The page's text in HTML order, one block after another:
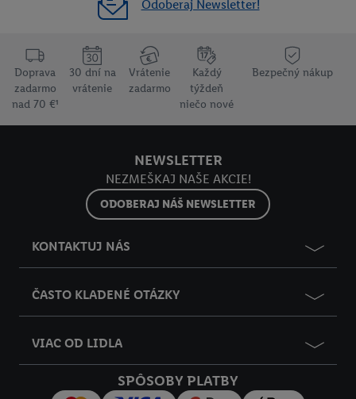
Odoberaj Newsletter!
Doprava
zadarmo
nad 70 €¹
30 dní na
vrátenie
Vrátenie
zadarmo
Každý
týždeň
niečo nové
Bezpečný nákup
NEWSLETTER
NEZMEŠKAJ NAŠE AKCIE!
ODOBERAJ NÁŠ NEWSLETTER
KONTAKTUJ NÁS
ČASTO KLADENÉ OTÁZKY
VIAC OD LIDLA
SPÔSOBY PLATBY